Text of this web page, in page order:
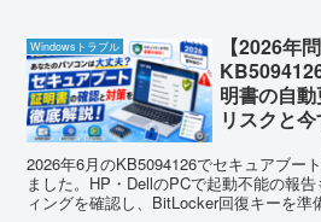
Windowsトラブル
【2026年
明書の自
リスクと
2026年6月のKB5094126でセキュアブー
ました。HP・DellのPCで起動不能の報
ィングを確認し、BitLocker回復キーを準